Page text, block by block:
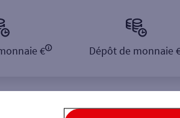
€ Dépôt de monnaie